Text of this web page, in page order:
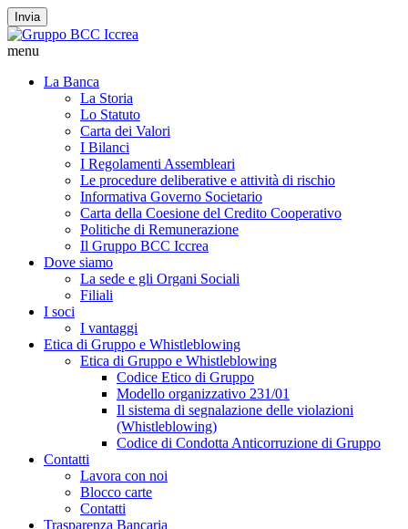
Invia
menu
La Banca
La Storia
Lo Statuto
Carta dei Valori
I Bilanci
I Regolamenti Assembleari
Le procedure deliberative e attività di rischio
Informativa Governo Societario
Carta della Coesione del Credito Cooperativo
Politiche di Remunerazione
Il Gruppo BCC Iccrea
Dove siamo
La sede e gli Organi Sociali
Filiali
I soci
I vantaggi
Etica di Gruppo e Whistleblowing
Etica di Gruppo e Whistleblowing
Codice Etico di Gruppo
Modello organizzativo 231/01
Il sistema di segnalazione delle violazioni
(Whistleblowing)
Codice di Condotta Anticorruzione di Gruppo
Contatti
Lavora con noi
Blocco carte
Contatti
Trasparenza Bancaria